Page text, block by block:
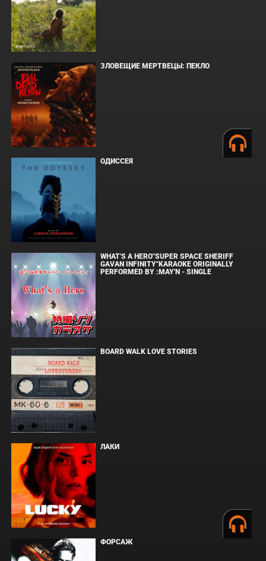
ЗЛОВЕЩИЕ МЕРТВЕЦЫ: ПЕКЛО
ОДИССЕЯ
WHAT'S A HERO"SUPER SPACE SHERIFF
GAVAN INFINITY"KARAOKE ORIGINALLY
PERFORMED BY :MAY'N - SINGLE
BOARD WALK LOVE STORIES
ЛАКИ
ФОРСАЖ